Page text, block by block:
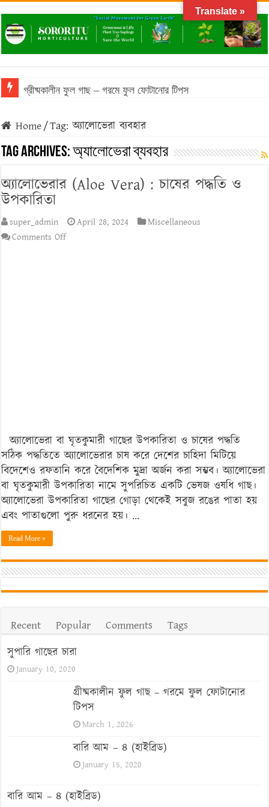
গ্রীষ্মকালীন ফুল গাছ – গরমে ফুল ফোটানোর টিপস
ফসলের চারা প্রস্তুতির সময় করণীয় ও বর্জনীয়
বনজ গাছ রোপণের সময় ও নিয়ম
Home/Tag:অ্যালোভেরা ব্যবহার
Tag Archives:অ্যালোভেরা ব্যবহার
অ্যালোভেরার (Aloe Vera) : চাষের পদ্ধতি ও
উপকারিতা
super_admin April 28, 2024
Miscellaneous
Comments Offon
অ্যালোভেরা বা ঘৃতকুমারী গাছের উপকারিতা ও চাষের পদ্ধতি
সঠিক পদ্ধতিতে অ্যালোভেরার চাষ করে দেশের চাহিদা মিটিয়ে
বিদেশেও রফতানি করে বৈদেশিক মুদ্রা অর্জন করা সম্ভব। অ্যালোভেরা
বা ঘৃতকুমারী উপকারিতা নামে সুপরিচিত একটি ভেষজ ওষধি গাছ।
অ্যালোভেরা উপকারিতা গাছের গোড়া থেকেই সবুজ রঙের পাতা হয়
এবং পাতাগুলো পুরু ধরনের হয়। …
Read More »
Recent Popular Comments
Tags
সুপারি গাছের চারা
January 10, 2020
গ্রীষ্মকালীন ফুল গাছ – গরমে ফুল ফোটানোর
টিপস
March 1, 2026
বারি আম – ৪ (হাইব্রিড)
January 15, 2020
বারি আম – ৪ (হাইব্রিড)
Translate »